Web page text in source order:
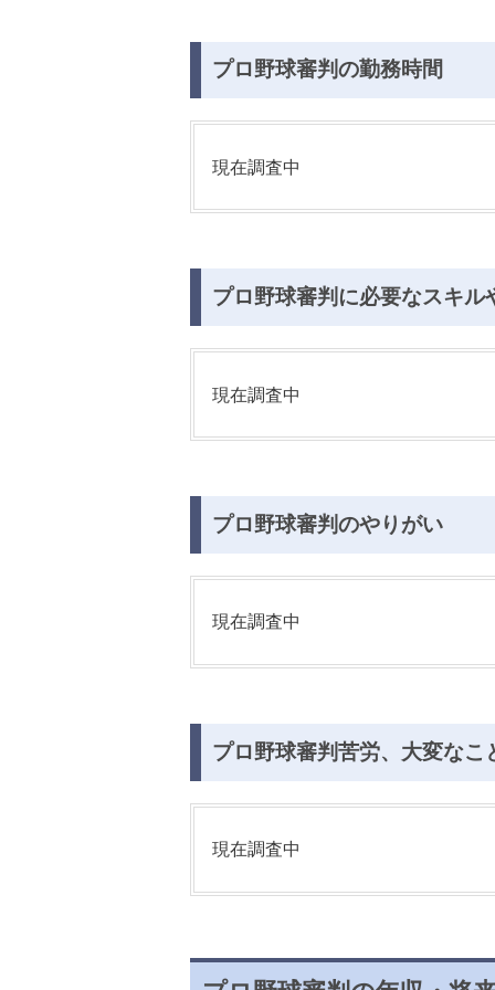
プロ野球審判の勤務時間
現在調査中
プロ野球審判に必要なスキル
現在調査中
プロ野球審判のやりがい
現在調査中
プロ野球審判苦労、大変なこ
現在調査中